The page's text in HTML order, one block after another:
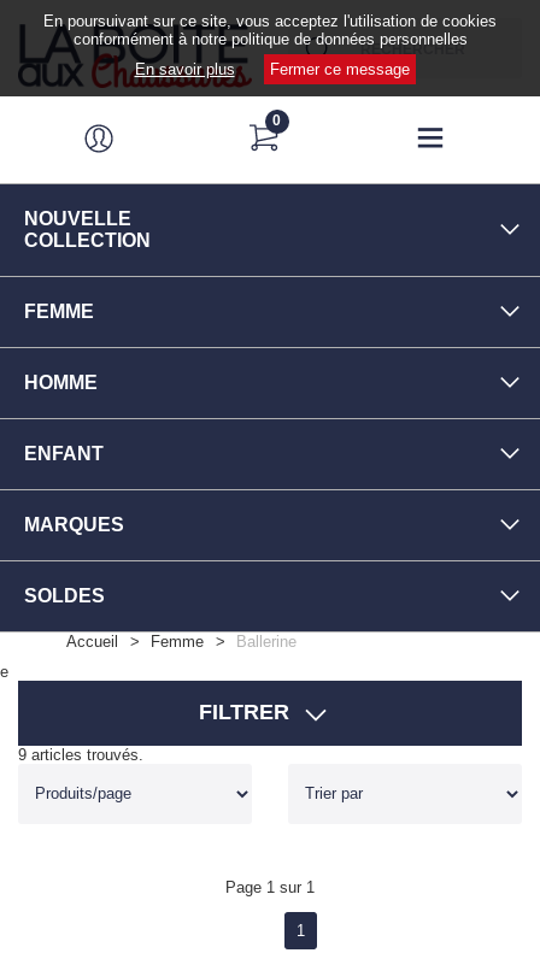
0
NOUVELLE
COLLECTION
FEMME
HOMME
ENFANT
MARQUES
SOLDES
Accueil Femme
Ballerine
e
FILTRER
9 articles trouvés.
Page 1 sur 1
1
En poursuivant sur ce site, vous acceptez l'utilisation de cookies
conformément à notre politique de données personnelles
En savoir plus
Fermer ce message